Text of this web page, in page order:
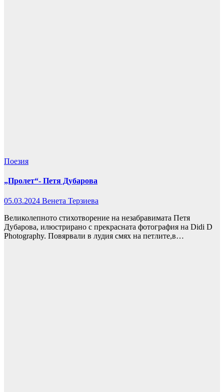
Поезия
„Пролет“- Петя Дубарова
05.03.2024 Венета Терзиева
Великолепното стихотворение на незабравимата Петя
Дубарова, илюстрирано с прекрасната фотография на Didi D
Photography. Повярвали в лудия смях на петлите,в…